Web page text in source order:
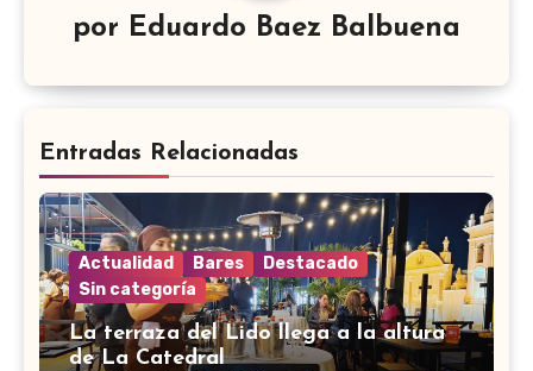
por Eduardo Baez Balbuena
Entradas Relacionadas
Actualidad Bares
Destacado
Sin categoría
La terraza del Lido llega a la altura
de La Catedral